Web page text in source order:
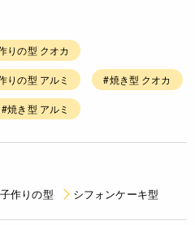
りの型 クオカ
りの型 アルミ #焼き型 クオカ
#焼き型 アルミ
作りの型 シフォンケーキ型